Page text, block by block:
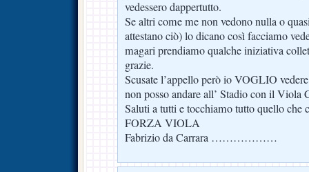
vedessero dappertutto.
Se altri come me non vedono nulla o
attestano ciò) lo dicano così facciamo
magari prendiamo qualche iniziativa
grazie.
Scusate l’appello però io VOGLIO
non posso andare all’ Stadio con il Viola
Saluti a tutti e tocchiamo tutto quello che
FORZA VIOLA
Fabrizio da Carrara ………………